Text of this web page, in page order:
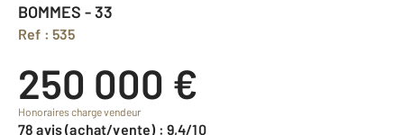
BOMMES - 33
Ref : 535
250 000 €
Honoraires charge vendeur
78 avis (achat/vente) : 9,4/10